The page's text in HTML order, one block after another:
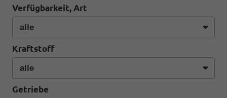
Verfügbarkeit, Art
Kraftstoff
Getriebe